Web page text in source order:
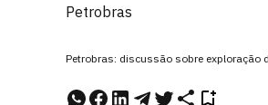
Petrobras
Petrobras: discussão sobre exploração